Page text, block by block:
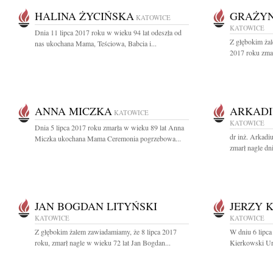
HALINA ŻYCIŃSKA KATOWICE
Dnia 11 lipca 2017 roku w wieku 94 lat odeszła od
nas ukochana Mama, Teściowa, Babcia i...
KATOWICE
Z głębokim
2017 roku
ANNA MICZKA KATOWICE
Dnia 5 lipca 2017 roku zmarła w wieku 89 lat Anna
Miczka ukochana Mama Ceremonia pogrzebowa...
KATOWICE
dr inż.
zmarł nagle
JAN BOGDAN LITYŃSKI
KATOWICE
Z głębokim żalem zawiadamiamy, że 8 lipca 2017
roku, zmarł nagle w wieku 72 lat Jan Bogdan...
JERZY
KATOWICE
W dniu 6
Kierkowski